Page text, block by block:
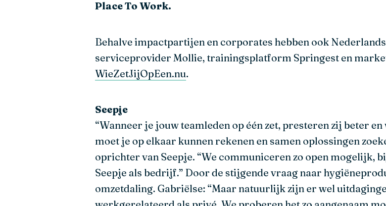
Place To Work.
Behalve impactpartijen en corporates hebben ook
serviceprovider Mollie, trainingsplatform Springest en
WieZetJijOpEen.nu.
Seepje
“Wanneer je jouw teamleden op één zet, presteren zij beter
moet je op elkaar kunnen rekenen en samen oplossingen
oprichter van Seepje. “We communiceren zo open mogelijk,
Seepje als bedrijf.” Door de stijgende vraag naar
omzetdaling. Gabriëlse: “Maar natuurlijk zijn er wel